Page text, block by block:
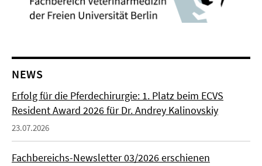
NEWS
Erfolg für die Pferdechirurgie: 1. Platz beim ECVS
Resident Award 2026 für Dr. Andrey Kalinovskiy
23.07.2026
Fachbereichs-Newsletter 03/2026 erschienen